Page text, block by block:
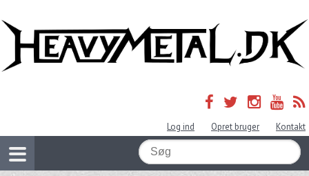
Log ind Opret bruger Kontakt